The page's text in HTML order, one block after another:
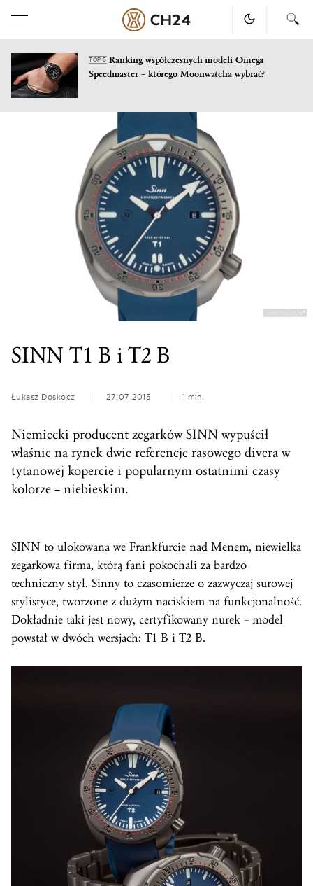
TOP 5Ranking współczesnych modeli Omega
Speedmaster – którego Moonwatcha wybrać?
SINN T1 B i T2 B
Łukasz Doskocz 27.07.2015 1 min.
Niemiecki producent zegarków SINN wypuścił
właśnie na rynek dwie referencje rasowego divera w
tytanowej kopercie i popularnym ostatnimi czasy
kolorze – niebieskim.
SINN to ulokowana we Frankfurcie nad Menem, niewielka
zegarkowa firma, którą fani pokochali za bardzo
techniczny styl. Sinny to czasomierze o zazwyczaj surowej
stylistyce, tworzone z dużym naciskiem na funkcjonalność.
Dokładnie taki jest nowy, certyfikowany nurek – model
powstał w dwóch wersjach: T1 B i T2 B.